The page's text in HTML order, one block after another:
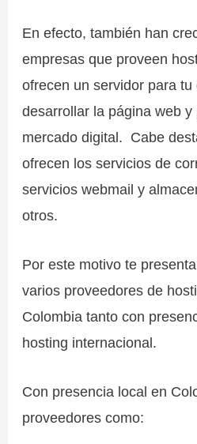
En efecto, también han
empresas que proveen
ofrecen un servidor para
desarrollar la página web
mercado digital. Cabe
ofrecen los servicios de
servicios webmail y
otros.
Por este motivo te
varios proveedores de
Colombia tanto con
hosting internacional.
Con presencia local en
proveedores como: